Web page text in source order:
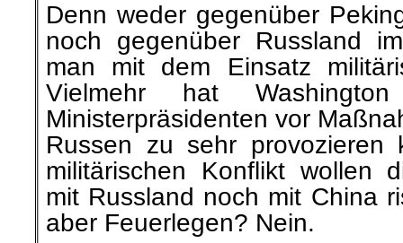
Denn weder gegenüber
noch gegenüber Russland
man mit dem Einsatz
Vielmehr hat
Ministerpräsidenten vor
Russen zu sehr provozieren
militärischen Konflikt wollen
mit Russland noch mit China
aber Feuerlegen? Nein.